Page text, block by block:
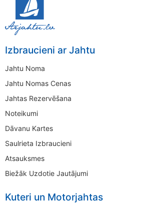
Izbraucieni ar Jahtu
Jahtu Noma
Jahtu Nomas Cenas
Jahtas Rezervēšana
Noteikumi
Dāvanu Kartes
Saulrieta Izbraucieni
Atsauksmes
Biežāk Uzdotie Jautājumi
Kuteri un Motorjahtas